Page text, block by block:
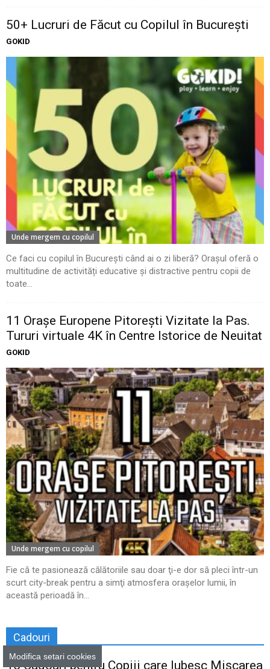
50+ Lucruri de Făcut cu Copilul în București
GOKID
Unde mergem cu copilul
Ce faci cu copilul în București când ai o zi liberă? Orașul oferă o
multitudine de activități educative și distractive pentru copii de
toate...
11 Oraşe Europene Pitoreşti Vizitate la Pas.
Tururi virtuale 4K în Centre Istorice de Neuitat
GOKID
Unde mergem cu copilul
Fie că te pasionează călătoriile sau doar ţi-e dor să pleci într-un
scurt city-break pentru a simţi atmosfera oraşelor lumii, în
această perioadă în...
Cadouri
15 Cadouri pentru Copiii care Iubesc Mișcarea
Modifica setari cookies